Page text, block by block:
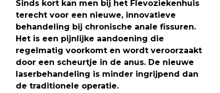
Sinds kort kan men bij het Flevoziekenhuis
terecht voor een nieuwe, innovatieve
behandeling bij chronische anale fissuren.
Het is een pijnlijke aandoening die
regelmatig voorkomt en wordt veroorzaakt
door een scheurtje in de anus. De nieuwe
laserbehandeling is minder ingrijpend dan
de traditionele operatie.